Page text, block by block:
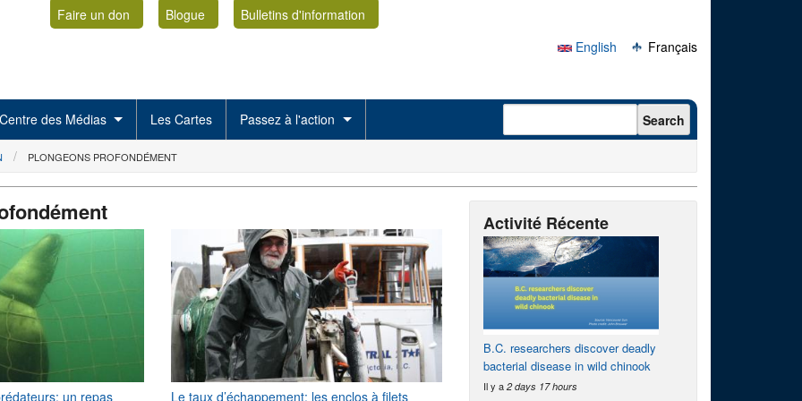
Faire un don Blogue
Bulletins d'information
English
Français
des Médias Les Cartes Passez à l'action Search form Search
PLONGEONS PROFONDÉMENT
un repas Le taux d’échappement: les enclos à filets
Activité Récente
B.C. researchers discover deadly
bacterial disease in wild chinook
Il y a 2 days 17 hours